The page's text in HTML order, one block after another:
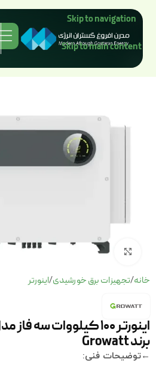
Skip to navigation
Skip to main content
برای بزرگنمایی کلیک کنید
خانه/تجهیزات برق خورشیدی/اینورتر
برند Growatt
←توضیحات فنی: